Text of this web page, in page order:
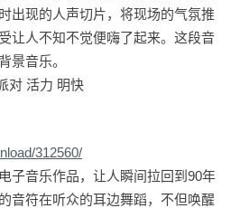
出现的人声切片，将现场的气氛推
让人不知不觉便嗨了起来。这段音
景音乐。
对 活力 明快
312560/
子音乐作品，让人瞬间拉回到90年
音符在听众的耳边舞蹈，不但唤醒